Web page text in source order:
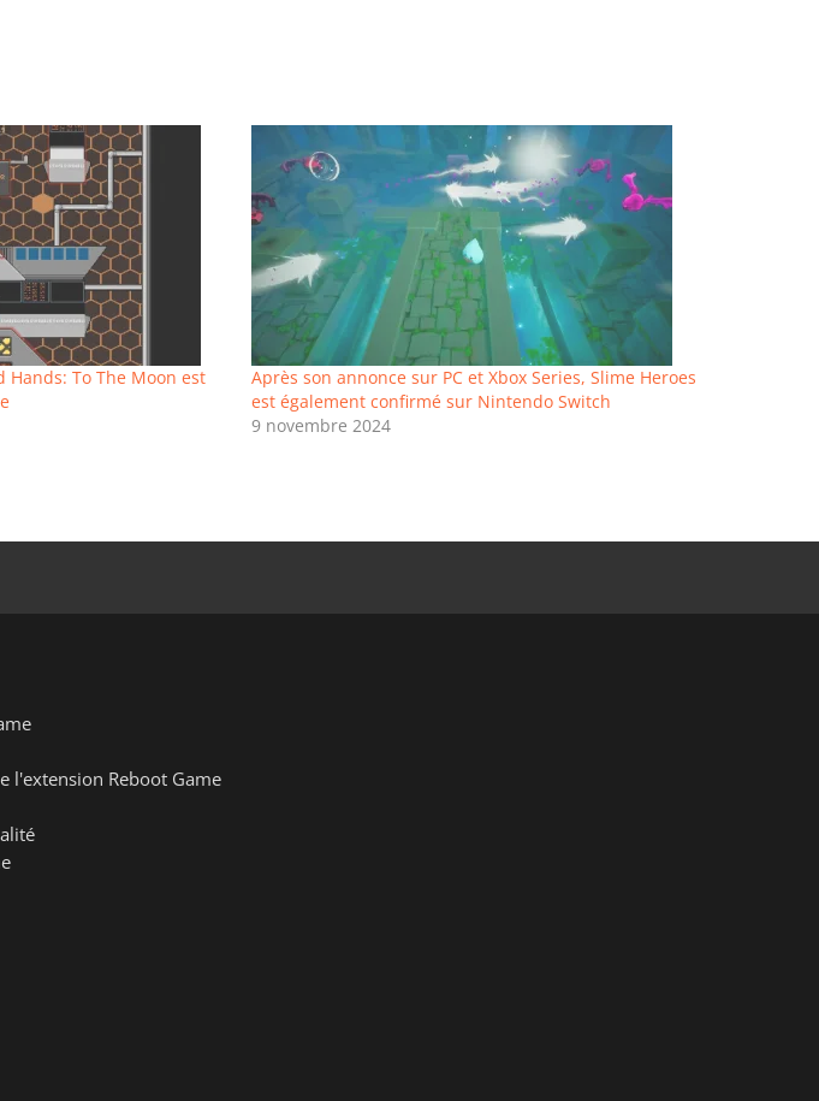
Hands: To The Moon est
Après son annonce sur PC et Xbox Series, Slime Heroes
est également confirmé sur Nintendo Switch
9 novembre 2024
l'extension Reboot Game